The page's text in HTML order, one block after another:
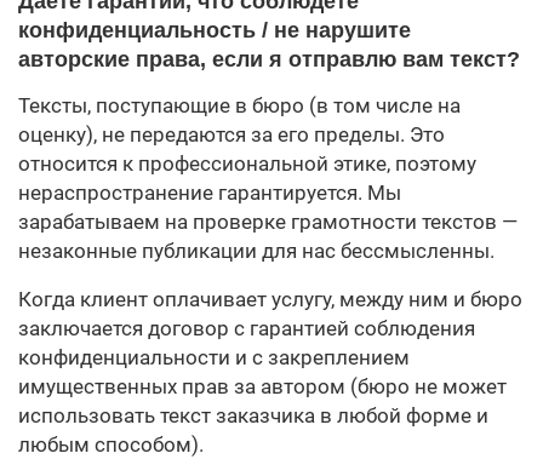
конфиденциальность / не нарушите
авторские права, если я отправлю вам текст?
Тексты, поступающие в бюро (в том числе на
оценку), не передаются за его пределы. Это
относится к профессиональной этике, поэтому
нераспространение гарантируется. Мы
зарабатываем на проверке грамотности текстов —
незаконные публикации для нас бессмысленны.
Когда клиент оплачивает услугу, между ним и бюро
заключается договор с гарантией соблюдения
конфиденциальности и с закреплением
имущественных прав за автором (бюро не может
использовать текст заказчика в любой форме и
любым способом).